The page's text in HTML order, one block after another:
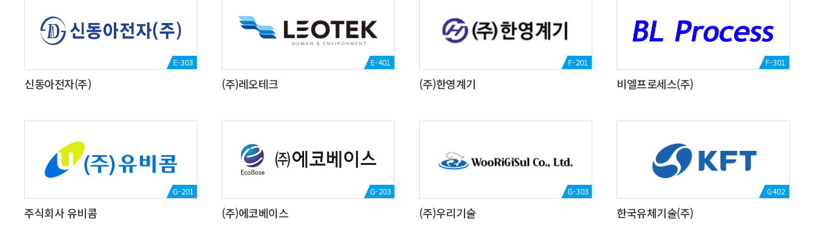
E-303
신동아전자(주)
E-401
(주)레오테크
F-201
(주)한영계기
F-301
비엘프로세스(주)
G-201
주식회사 유비콤
G-203
(주)에코베이스
G-303
(주)우리기술
G402
한국유체기술(주)